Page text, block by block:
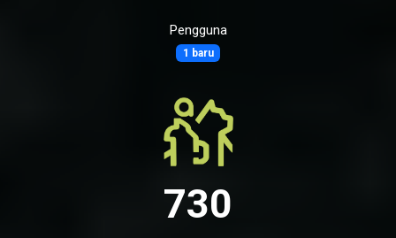
Pengguna
1 baru
730